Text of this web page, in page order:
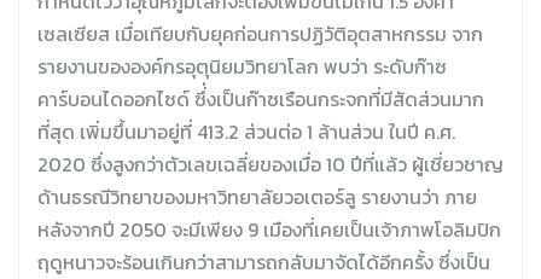
เซลเซียส เมื่อเทียบกับยุคก่อนการปฏิวัติอุตสาหกรรม จาก
รายงานขององค์กรอุตุนิยมวิทยาโลก พบว่า ระดับก๊าซ
คาร์บอนไดออกไซด์ ซึ่่งเป็นก๊าซเรือนกระจกที่มีสัดส่วนมาก
ที่สุด เพิ่มขึ้นมาอยู่ที่ 413.2 ส่วนต่อ 1 ล้านส่วน ในปี ค.ศ.
2020 ซึ่งสูงกว่าตัวเลขเฉลี่ยของเมื่อ 10 ปีที่แล้ว ผู้เชี่ยวชาญ
ด้านธรณีวิทยาของมหาวิทยาลัยวอเตอร์ลู รายงานว่า ภาย
หลังจากปี 2050 จะมีเพียง 9 เมืองที่เคยเป็นเจ้าภาพโอลิมปิก
ฤดูหนาวจะร้อนเกินกว่าสามารถกลับมาจัดได้อีกครั้ง ซึ่งเป็น